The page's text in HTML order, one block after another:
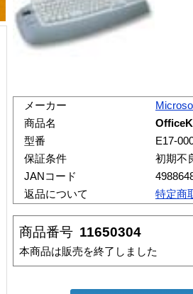
メーカー
商品名
型番
E17-
保証条件
初期不
JANコード
返品について
特定商
商品番号 11650304
本商品は販売を終了しました